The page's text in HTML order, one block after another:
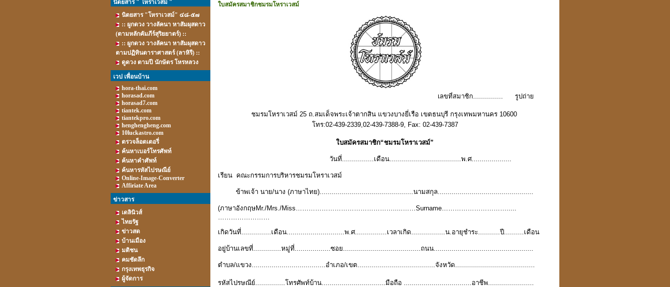
นิตยสาร " โหราเวสม์ "
นิตยสาร "โหราเวสม์" ๔๘-๕๗
:: ผูกดวง วางลัคนา หาสัมผุสดาว
(ตามหลักคัมภีร์สุริยยาตร์) ::
:: ผูกดวง วางลัคนา หาสัมผุสดาว
ตามปฏิทินดาราศาสตร์ (ลาหิรี) ::
ดูดวง ตามปี นักษัตร โหรหลวง
เวป เพื่อนบ้าน
hora-thai.com
horasad.com
horasad7.com
tiantek.com
tiantekpro.com
henghengheng.com
10luckastro.com
ตรวจล็อตเตอรี่
ค้นหาเบอร์โทรศัพท์
ค้นหาคำศัพท์
ค้นหารหัสไปรษณีย์
Online-Image-Converter
Affiriate Area
ข่าวสาร
เดลินิวส์
ไทยรัฐ
ข่าวสด
บ้านเมือง
มติชน
คมชัดลึก
กรุงเทพธุรกิจ
ผู้จัดการ
ใบสมัครสมาชิกชมรมโหราเวสม์
เลขที่สมาชิก............... รูปถ่าย
ชมรมโหราเวสม์ 25 ถ.สมเด็จพระเจ้าตากสิน แขวงบางยี่เรือ เขตธนบุรี กรุงเทพมหานคร 10600
โทร:02-439-2339,02-439-7388-9, Fax: 02-439-7387
ใบสมัครสมาชิก“ชมรมโหราเวสม์”
วันที่................เดือน....................................พ.ศ....................
เรียน คณะกรรมการบริหารชมรมโหราเวสม์
ข้าพเจ้า นาย/นาง (ภาษาไทย)...............................................นามสกุล................................................
(ภาษาอังกฤษMr./Mrs./Miss……………………………………….....……Surname………………………….....
……………………
เกิดวันที่...............เดือน.............................พ.ศ................เวลาเกิด.................น.อายุชำระ...........ปี..........เดือน
อยู่บ้านเลขที่..............หมู่ที่..................ซอย.......................................ถนน..................................................
ตำบล/แขวง.....................................อำเภอ/เขต.......................................จังหวัด........................................
รหัสไปรษณีย์...............โทรศัพท์บ้าน................................มือถือ ..................................อาชีพ.......................